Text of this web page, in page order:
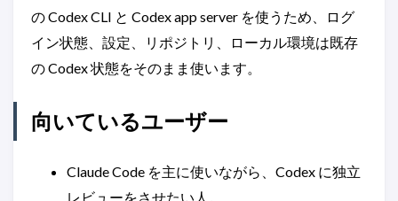
の Codex CLI と Codex app server を使うため、ログ
イン状態、設定、リポジトリ、ローカル環境は既存
の Codex 状態をそのまま使います。
向いているユーザー
Claude Code を主に使いながら、Codex に独立
レビューをさせたい人。